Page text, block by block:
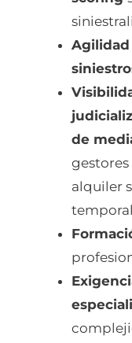
Agilidad
de
alquiler